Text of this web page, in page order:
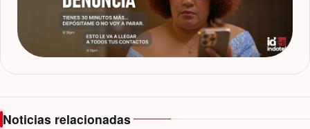
Noticias relacionadas